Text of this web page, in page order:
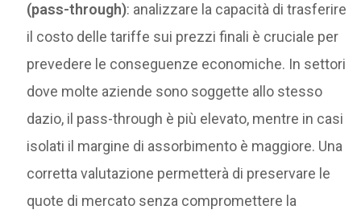
(pass-through): analizzare la capacità di trasferire
il costo delle tariffe sui prezzi finali è cruciale per
prevedere le conseguenze economiche. In settori
dove molte aziende sono soggette allo stesso
dazio, il pass-through è più elevato, mentre in casi
isolati il margine di assorbimento è maggiore. Una
corretta valutazione permetterà di preservare le
quote di mercato senza compromettere la